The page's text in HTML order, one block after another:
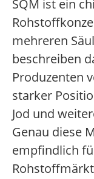
SQM ist ein
mehreren
beschreiben
Produzenten
starker
Jod und
Genau diese
empfindlich